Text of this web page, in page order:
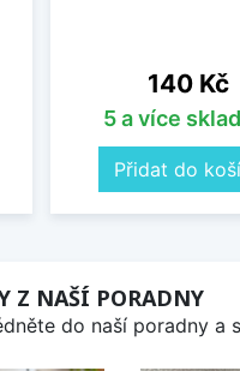
Cena
140 Kč
5 a více
Přidat do
Z NAŠÍ PORADNY
do naší poradny a